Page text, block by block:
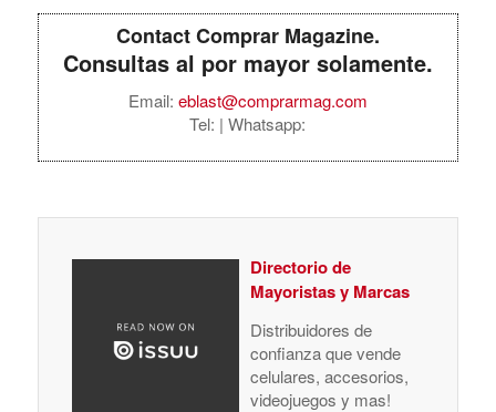
Contact Comprar Magazine.
Consultas al por mayor solamente.
Email: eblast@comprarmag.com
Tel: | Whatsapp:
Directorio de
Mayoristas y Marcas
Distribuidores de
confianza que vende
celulares, accesorios,
videojuegos y mas!